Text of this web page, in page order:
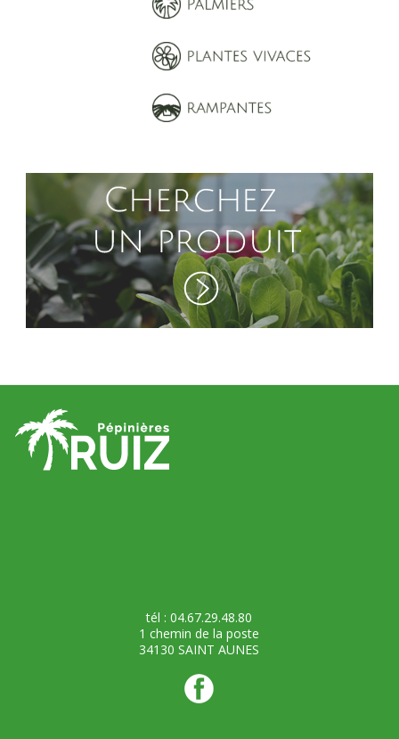
tél : 04.67.29.48.80
1 chemin de la poste
34130 SAINT AUNES